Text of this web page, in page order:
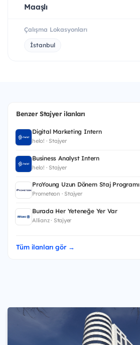
Maaşlı
Çalışma Lokasyonları
İstanbul
Benzer Stajyer ilanları
Digital Marketing Intern
helo! · Stajyer
Business Analyst Intern
helo! · Stajyer
ProYoung Uzun Dönem Staj Programı
Prometeon · Stajyer
Burada Her Yeteneğe Yer Var
Allianz · Stajyer
Tüm ilanları gör →